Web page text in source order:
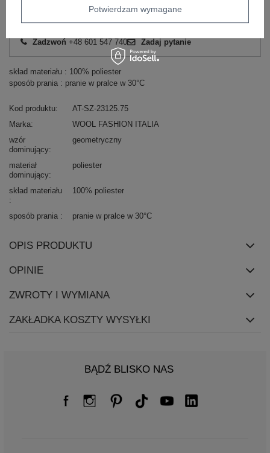
Masz pytanie? Chętnie pomożemy.
Zadzwoń +48 601 547 740 Zadaj pytanie
skład materiału : 100% poliester
sposób prania : pranie w pralce w 30°C
Kod produktu
AT-SZ-23125.75
Marka
WOOL FASHION ITALIA
wzór
dominujący
geometryczny
materiał
dominujący
poliester
skład materiału 100% poliester
sposób prania pranie w pralce w 30°C
OPIS PRODUKTU
OPINIE
ZWROTY I WYMIANA
ZAKŁADKA KOSZTY WYSYŁKI
BĄDŹ BLISKO NAS
Potwierdzam wymagane